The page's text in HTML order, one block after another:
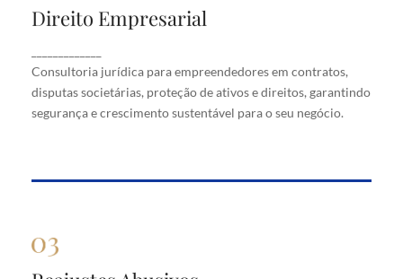
Direito Empresarial
Consultoria jurídica para empreendedores em contratos,
disputas societárias, proteção de ativos e direitos, garantindo
segurança e crescimento sustentável para o seu negócio.
Direito Empresarial
contratos, disputas societárias, proteção de ativos
e direitos, garantindo segurança e crescimento
sustentável para o seu negócio.
Reajustes Abusivos